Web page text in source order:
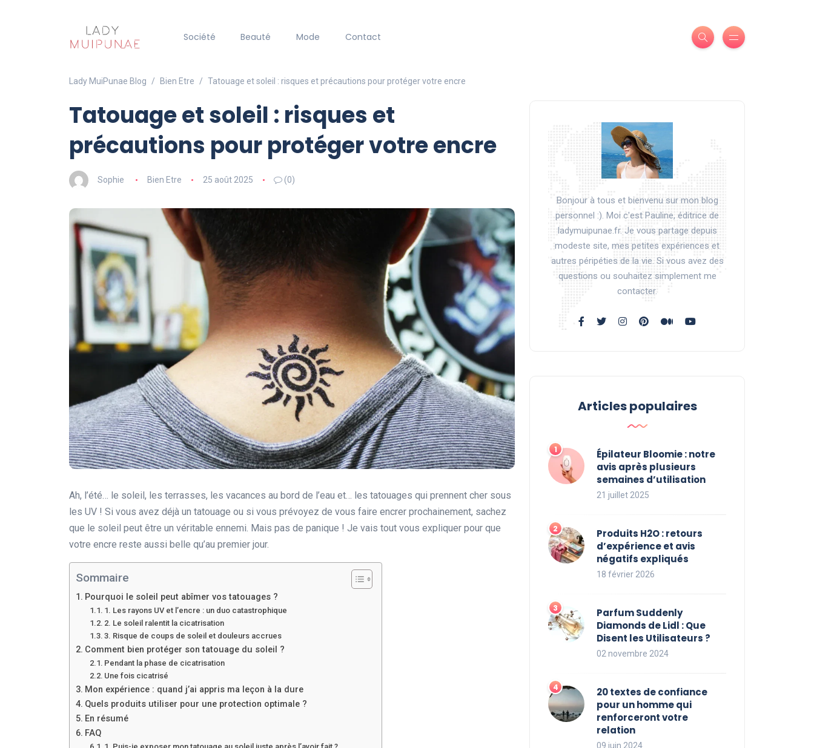
Société Beauté Mode Contact
Lady MuiPunae Blog Bien Etre Tatouage et soleil : risques et précautions pour protéger votre encre
Tatouage et soleil : risques et
précautions pour protéger votre encre
Sophie Bien Etre 25 août 2025 (0)
Ah, l’été… le soleil, les terrasses, les vacances au bord de l’eau et… les tatouages qui prennent cher sous
les UV ! Si vous avez déjà un tatouage ou si vous prévoyez de vous faire encrer prochainement, sachez
que le soleil peut être un véritable ennemi. Mais pas de panique ! Je vais tout vous expliquer pour que
votre encre reste aussi belle qu’au premier jour.
Sommaire
Pourquoi le soleil peut abîmer vos tatouages ?
1. Les rayons UV et l’encre : un duo catastrophique
2. Le soleil ralentit la cicatrisation
3. Risque de coups de soleil et douleurs accrues
Comment bien protéger son tatouage du soleil ?
Pendant la phase de cicatrisation
Une fois cicatrisé
Mon expérience : quand j’ai appris ma leçon à la dure
Quels produits utiliser pour une protection optimale ?
En résumé
FAQ
Bonjour à tous et bienvenu sur mon blog
personnel :). Moi c'est Pauline, éditrice de
ladymuipunae.fr. Je vous partage depuis
modeste site, mes petites expériences et
autres péripéties de la vie. Si vous avez des
questions ou souhaitez simplement me
contacter.
Articles populaires
Épilateur Bloomie : notre
avis après plusieurs
semaines d’utilisation
21 juillet 2025
Produits H2O : retours
d’expérience et avis
négatifs expliqués
18 février 2026
Parfum Suddenly
Diamonds de Lidl : Que
Disent les Utilisateurs ?
02 novembre 2024
20 textes de confiance
pour un homme qui
renforceront votre
relation
09 juin 2024